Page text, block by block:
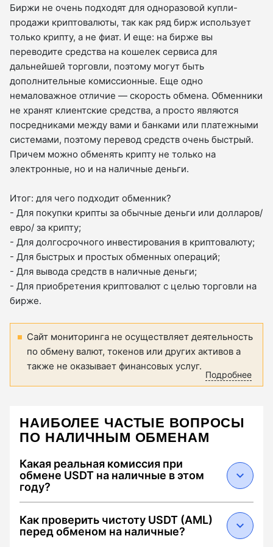
Биржи не очень подходят для одноразовой купли-
продажи криптовалюты, так как ряд бирж использует
только крипту, а не фиат. И еще: на бирже вы
переводите средства на кошелек сервиса для
дальнейшей торговли, поэтому могут быть
дополнительные комиссионные. Еще одно
немаловажное отличие — скорость обмена. Обменники
не хранят клиентские средства, а просто являются
посредниками между вами и банками или платежными
системами, поэтому перевод средств очень быстрый.
Причем можно обменять крипту не только на
электронные, но и на наличные деньги.
Итог: для чего подходит обменник?
- Для покупки крипты за обычные деньги или долларов/
евро/ за крипту;
- Для долгосрочного инвестирования в криптовалюту;
- Для быстрых и простых обменных операций;
- Для вывода средств в наличные деньги;
- Для приобретения криптовалют с целью торговли на
бирже.
Сайт мониторинга не осуществляет деятельность
по обмену валют, токенов или других активов а
также не оказывает финансовых услуг.
Подробнее
НАИБОЛЕЕ ЧАСТЫЕ ВОПРОСЫ
ПО НАЛИЧНЫМ ОБМЕНАМ
Какая реальная комиссия при
обмене USDT на наличные в этом
году?
составляет от 0.5% до 2.5%. Она складывается
из: 1) спреда обменника (0.1–1.5%), 2) сетевого
Как проверить чистоту USDT (AML)
перед обменом на наличные?